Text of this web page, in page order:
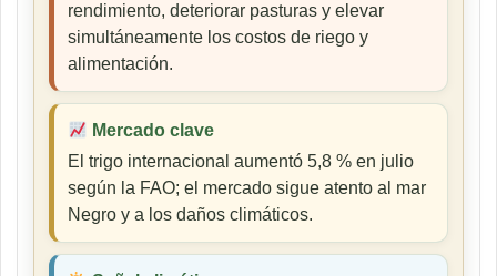
rendimiento, deteriorar pasturas y elevar
simultáneamente los costos de riego y
alimentación.
Mercado clave
El trigo internacional aumentó 5,8 % en julio
según la FAO; el mercado sigue atento al mar
Negro y a los daños climáticos.